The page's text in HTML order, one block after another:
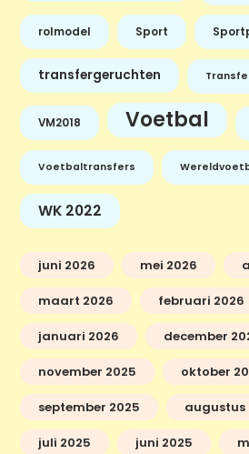
rolmodel Sport
transfergeruchten
VM2018 Voetbal
Voetbaltransfers
WK 2022
juni 2026 mei 2026
maart 2026 februari 2026
januari 2026 december
november 2025 oktober
september 2025 augustus
juli 2025 juni 2025